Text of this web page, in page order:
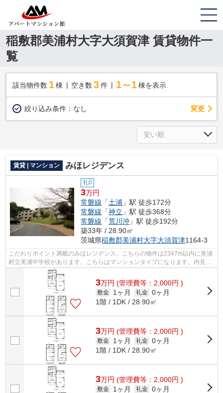
稲敷郡美浦村大字大須賀津 賃貸物件一
覧
該当物件数 1棟 空き数 3 件 1～1 棟を表示
絞り込み条件： なし 変更
賃貸 | マンション みほレジデンス
礼0
3万円
常磐線 「土浦 」駅 徒歩172分
常磐線 「神立 」駅 徒歩368分
常磐線 「荒川沖 」駅 徒歩192分
築33年 / 28.90㎡
茨城県稲敷郡美浦村大字大須賀津1164-3
こだわりポイント満載のみほレジデンス。こちらの物件は2347m以内に美浦
村立美浦中学校があります。こちらはマンションタイプになります。内見の
ご連絡はryuugasaki@apa-to.co.jpから...
3万円 (管理費等：2,000円 )
敷金 1ヶ月 礼金 0ヶ月
1階 / 1DK / 28.90㎡
3万円 (管理費等：2,000円 )
敷金 1ヶ月 礼金 0ヶ月
1階 / 1DK / 28.90㎡
3万円 (管理費等：2,000円 )
敷金 1ヶ月 礼金 0ヶ月